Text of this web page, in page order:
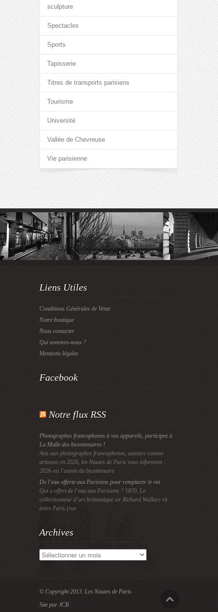
sculpture
Spectacles
Sports
Tapisserie
Titres de transports parisiens
Tourisme
Université
Vallée de Chevreuse
Vie parisienne
Liens Utiles
Conditions Générales de Vente
Notre boutique
Nous contacter
Qui sommes-nous ?
Mentions légales
Facebook
Notre flux RSS
Photographes francophones à vos appareils, participez à
La Malle des bicentenaires !
Avis aux photographes francophones, auteurs comme
artisans en 2026, les Nautes de Paris vous informent :
2026 est l’année du bicentenaire
De l’eau offerte aux Parisiens pour remplacer le vin
Qui a offert de l’eau aux Parisiens ? 1870, Le
collectionneur d’art britannique sir Richard Wallace vit
entre Paris (rue
Archives
Archives
© Copyright 2013. Les Nautes de Paris
Site par JCB